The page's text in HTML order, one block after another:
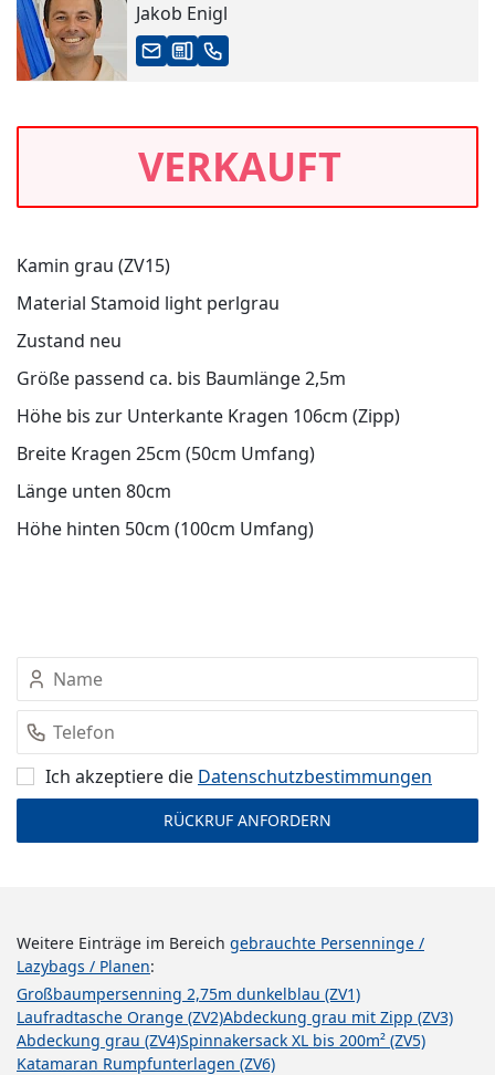
Jakob Enigl
VERKAUFT
Kamin grau (ZV15)
Material Stamoid light perlgrau
Zustand neu
Größe passend ca. bis Baumlänge 2,5m
Höhe bis zur Unterkante Kragen 106cm (Zipp)
Breite Kragen 25cm (50cm Umfang)
Länge unten 80cm
Höhe hinten 50cm (100cm Umfang)
Ich akzeptiere die Datenschutz­bestimmungen
Weitere Einträge im Bereich gebrauchte Persenninge /
Lazybags / Planen:
Großbaumpersenning 2,75m dunkelblau (ZV1)
Laufradtasche Orange (ZV2)Abdeckung grau mit Zipp (ZV3)
Abdeckung grau (ZV4)Spinnakersack XL bis 200m² (ZV5)
Katamaran Rumpfunterlagen (ZV6)